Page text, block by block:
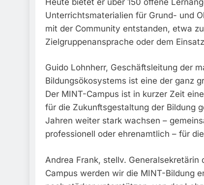
Unterrichtsmaterialien für Grund- und
mit der Community entstanden, etwa
Zielgruppenansprache oder dem
Guido Lohnherr, Geschäftsleitung der
Bildungsökosystems ist eine der ganz
Der MINT-Campus ist in kurzer Zeit
für die Zukunftsgestaltung der Bildung
Jahren weiter stark wachsen –
professionell oder ehrenamtlich – für
Andrea Frank, stellv.
Campus werden wir die MINT-Bildung